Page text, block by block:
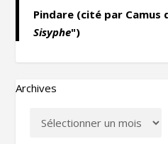
Pindare (cité par Camus
Sisyphe")
Archives